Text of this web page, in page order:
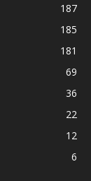
187
185
181
69
36
22
12
6